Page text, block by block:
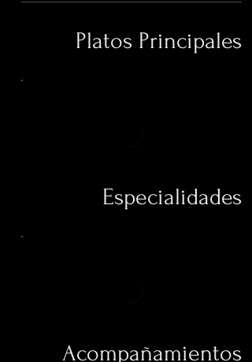
Platos Principales
Especialidades
Acompañamientos